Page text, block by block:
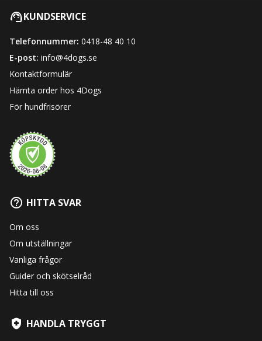
KUNDSERVICE
Telefonnummer: 0418-48 40 10
E-post: info@4dogs.se
Kontaktformulär
Hämta order hos 4Dogs
För hundfrisörer
HITTA SVAR
Om oss
Om utställningar
Vanliga frågor
Guider och skötselråd
Hitta till oss
HANDLA TRYGGT